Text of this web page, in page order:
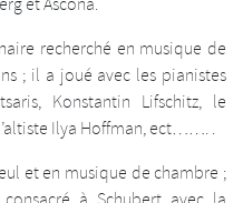
recherché en musique de
; il a joué avec les pianistes
Konstantin Lifschitz, le
Ilya Hoffman, ect……. .
et en musique de chambre ;